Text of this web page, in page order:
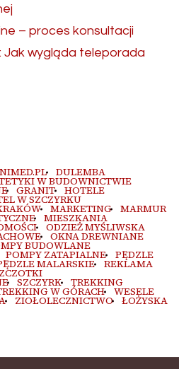
– proces konsultacji
Jak wygląda teleporada
DULEMBA
W BUDOWNICTWIE
GRANIT HOTELE
W SZCZYRKU
MARKETING MARMUR
MIESZKANIA
ODZIEŻ MYŚLIWSKA
OKNA DREWNIANE
BUDOWLANE
POMPY ZATAPIALNE PĘDZLE
MALARSKIE REKLAMA
SZCZYRK TREKKING
W GÓRACH WESELE
ZIOŁOLECZNICTWO ŁOŻYSKA